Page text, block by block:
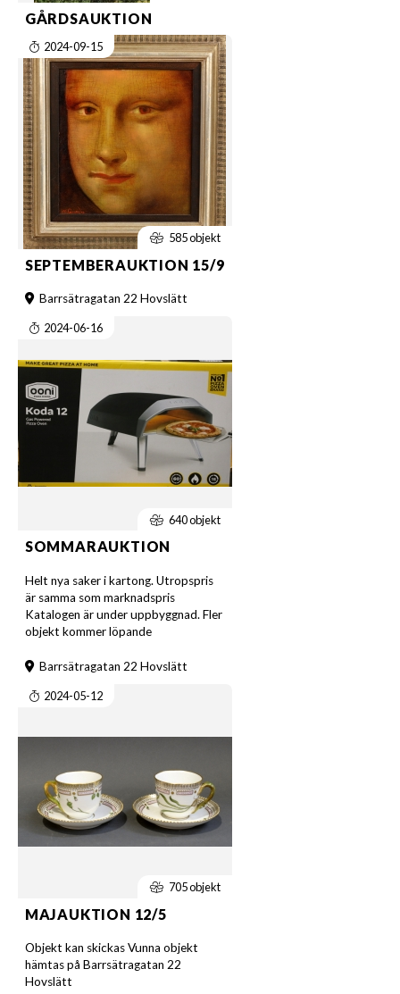
GÅRDSAUKTION
2024-09-15
585 objekt
SEPTEMBERAUKTION 15/9
Barrsätragatan 22 Hovslätt
2024-06-16
640 objekt
SOMMARAUKTION
Helt nya saker i kartong. Utropspris
är samma som marknadspris
Katalogen är under uppbyggnad. Fler
objekt kommer löpande
Barrsätragatan 22 Hovslätt
2024-05-12
705 objekt
MAJAUKTION 12/5
Objekt kan skickas Vunna objekt
hämtas på Barrsätragatan 22
Hovslätt